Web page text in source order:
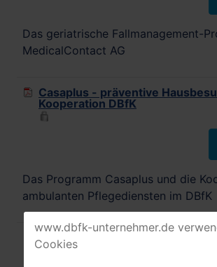
Das geriatrische Fallmanagement-
MedicalContact AG
Casaplus - präventive
Kooperation DBfK
Das Programm Casaplus und die
ambulanten Pflegediensten im DBfK
www.dbfk-unternehmer.de
Cookies